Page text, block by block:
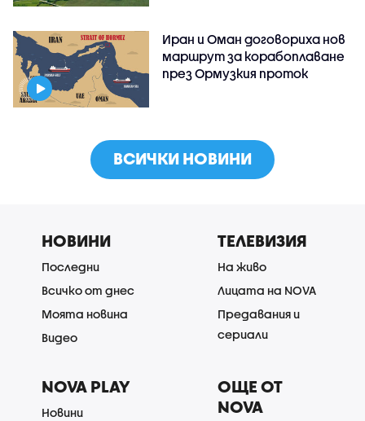
Иран и Оман договориха нов
маршрут за корабоплаване
през Ормузкия проток
ВСИЧКИ НОВИНИ
НОВИНИ
Последни
Всичко от днес
Моята новина
Видео
ТЕЛЕВИЗИЯ
На живо
Лицата на NOVA
Предавания и
сериали
NOVA PLAY
Новини
ОЩЕ ОТ
NOVA